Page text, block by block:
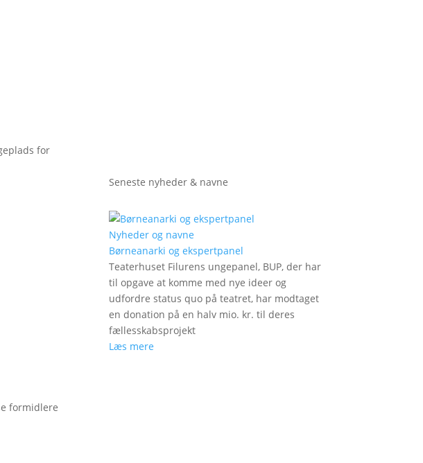
for
formidlere
Seneste nyheder & navne
Nyheder og navne
Børneanarki og ekspertpanel
Teaterhuset Filurens ungepanel, BUP, der har
til opgave at komme med nye ideer og
udfordre status quo på teatret, har modtaget
en donation på en halv mio. kr. til deres
fællesskabsprojekt
Læs mere